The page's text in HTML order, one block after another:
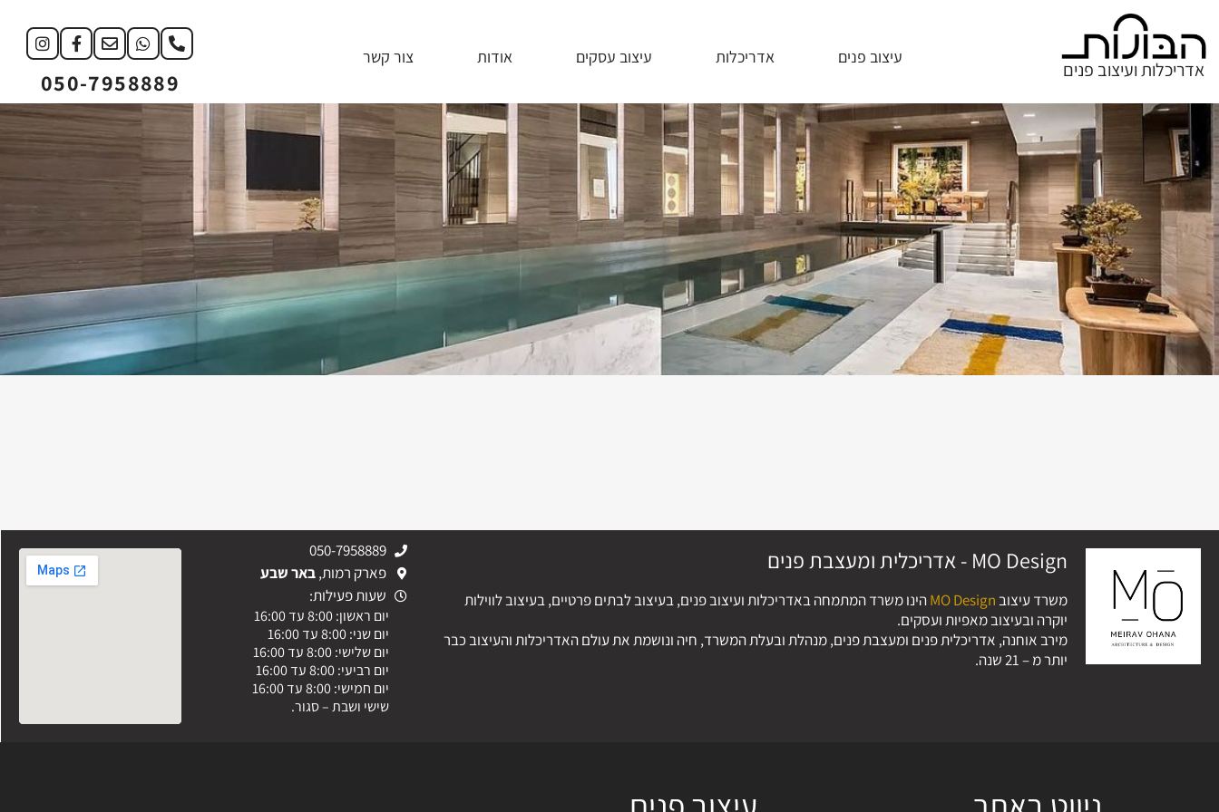
אדריכלות ועיצוב פנים
עיצוב פנים אדריכלות עיצוב עסקים אודות צור קשר
050-7958889
MO Design - אדריכלית ומעצבת פנים
משרד עיצובMO Designהינו משרד המתמחה באדריכלות ועיצוב פנים, בעיצוב לבתים פרטיים, בעיצוב לווילות
יוקרה ובעיצוב מאפיות ועסקים.
מירב אוחנה, אדריכלית פנים ומעצבת פנים, מנהלת ובעלת המשרד, חיה ונושמת את עולם האדריכלות והעיצוב כבר
יותר מ – 21 שנה.
050-7958889
פארק רמות,באר שבע
שעות פעילות:
יום ראשון: 8:00 עד 16:00
יום שני: 8:00 עד 16:00
יום שלישי: 8:00 עד 16:00
יום רביעי: 8:00 עד 16:00
יום חמישי: 8:00 עד 16:00
שישי ושבת – סגור.